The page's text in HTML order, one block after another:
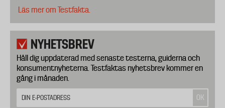
Läs mer om Testfakta.
NYHETSBREV
Håll dig uppdaterad med senaste testerna, guiderna och
konsumentnyheterna. Testfaktas nyhetsbrev kommer en
gång i månaden.